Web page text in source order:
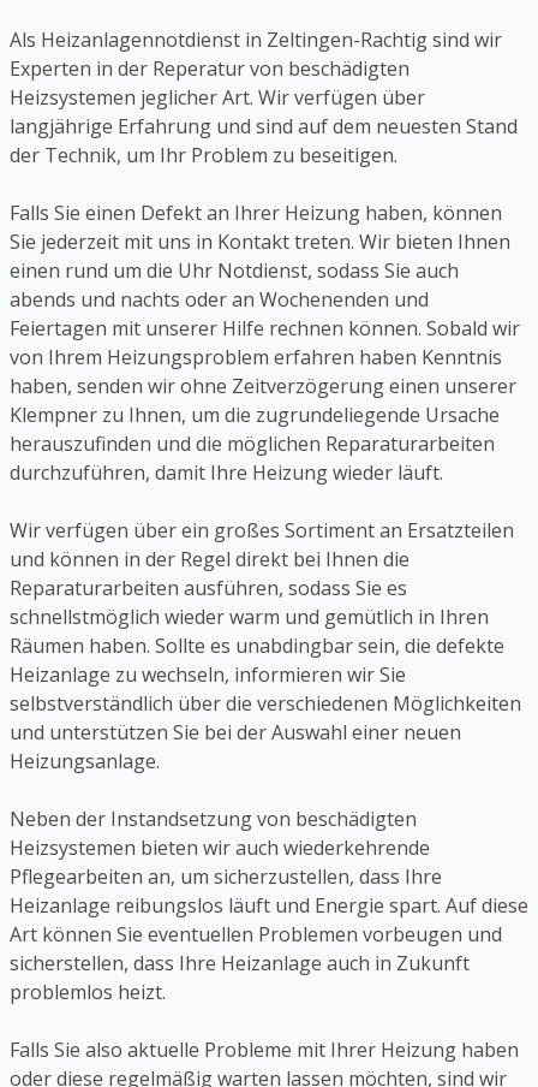
Als Heizanlagennotdienst in Zeltingen-Rachtig sind wir
Experten in der Reperatur von beschädigten
Heizsystemen jeglicher Art. Wir verfügen über
langjährige Erfahrung und sind auf dem neuesten Stand
der Technik, um Ihr Problem zu beseitigen.
Falls Sie einen Defekt an Ihrer Heizung haben, können
Sie jederzeit mit uns in Kontakt treten. Wir bieten Ihnen
einen rund um die Uhr Notdienst, sodass Sie auch
abends und nachts oder an Wochenenden und
Feiertagen mit unserer Hilfe rechnen können. Sobald wir
von Ihrem Heizungsproblem erfahren haben Kenntnis
haben, senden wir ohne Zeitverzögerung einen unserer
Klempner zu Ihnen, um die zugrundeliegende Ursache
herauszufinden und die möglichen Reparaturarbeiten
durchzuführen, damit Ihre Heizung wieder läuft.
Wir verfügen über ein großes Sortiment an Ersatzteilen
und können in der Regel direkt bei Ihnen die
Reparaturarbeiten ausführen, sodass Sie es
schnellstmöglich wieder warm und gemütlich in Ihren
Räumen haben. Sollte es unabdingbar sein, die defekte
Heizanlage zu wechseln, informieren wir Sie
selbstverständlich über die verschiedenen Möglichkeiten
und unterstützen Sie bei der Auswahl einer neuen
Heizungsanlage.
Neben der Instandsetzung von beschädigten
Heizsystemen bieten wir auch wiederkehrende
Pflegearbeiten an, um sicherzustellen, dass Ihre
Heizanlage reibungslos läuft und Energie spart. Auf diese
Art können Sie eventuellen Problemen vorbeugen und
sicherstellen, dass Ihre Heizanlage auch in Zukunft
problemlos heizt.
Falls Sie also aktuelle Probleme mit Ihrer Heizung haben
oder diese regelmäßig warten lassen möchten, sind wir